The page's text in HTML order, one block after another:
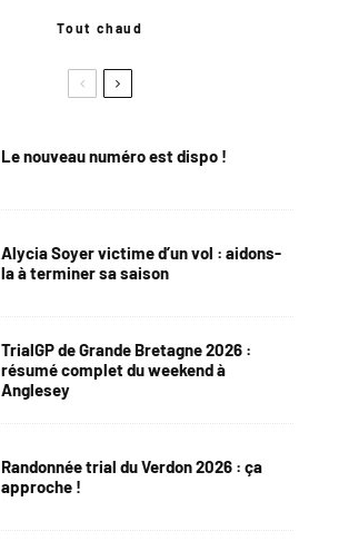
Tout chaud
Le nouveau numéro est dispo !
Alycia Soyer victime d’un vol : aidons-
la à terminer sa saison
TrialGP de Grande Bretagne 2026 :
résumé complet du weekend à
Anglesey
Randonnée trial du Verdon 2026 : ça
approche !